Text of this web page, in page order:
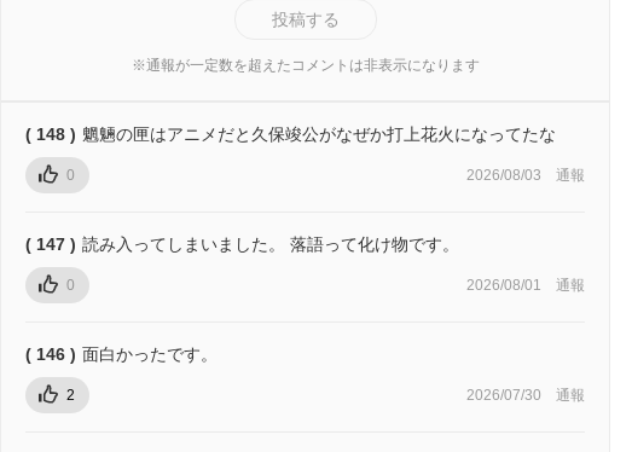
投稿する
※通報が一定数を超えたコメントは非表示になります
( 148 ) 魍魎の匣はアニメだと久保竣公がなぜか打上花火になってたな
0 2026/08/03 通報
( 147 ) 読み入ってしまいました。 落語って化け物です。
0 2026/08/01 通報
( 146 ) 面白かったです。
2 2026/07/30 通報